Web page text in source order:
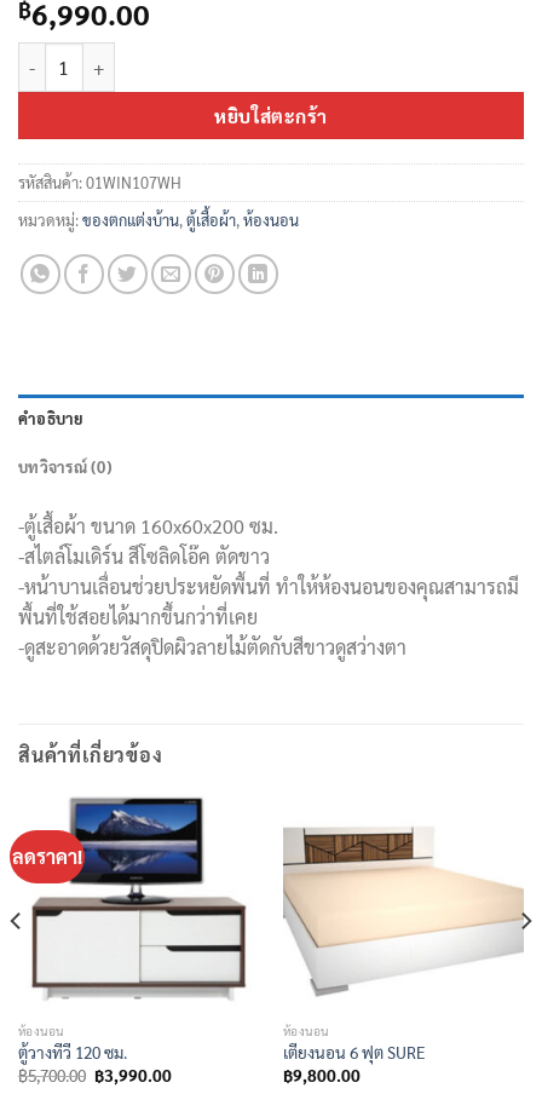
฿6,990.00
หยิบใส่ตะกร้า
รหัสสินค้า:01WIN107WH
หมวดหมู่:ของตกแต่งบ้าน,ตู้เสื้อผ้า,ห้องนอน
คำอธิบาย
บทวิจารณ์ (0)
-ตู้เสื้อผ้า ขนาด 160x60x200 ซม.
-สไตล์โมเดิร์น สีโซลิดโอ๊ค ตัดขาว
-หน้าบานเลื่อนช่วยประหยัดพื้นที่ ทำให้ห้องนอนของคุณสามารถมี
พื้นที่ใช้สอยได้มากขึ้นกว่าที่เคย
-ดูสะอาดด้วยวัสดุปิดผิวลายไม้ตัดกับสีขาวดูสว่างตา
สินค้าที่เกี่ยวข้อง
ลดราคา!
ห้องนอน
ตู้วางทีวี 120 ซม.
฿5,700.00 Original
price
฿3,990.00Current
ห้องนอน
เตียงนอน 6 ฟุต SURE
฿9,800.00